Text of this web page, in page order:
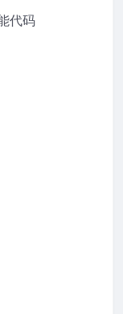
代码